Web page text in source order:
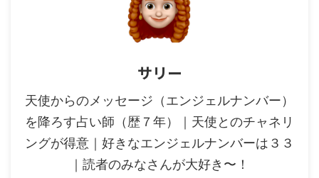
サリー
天使からのメッセージ（エンジェルナンバー）
を降ろす占い師（歴７年）｜天使とのチャネリ
ングが得意｜好きなエンジェルナンバーは３３
｜読者のみなさんが大好き〜！